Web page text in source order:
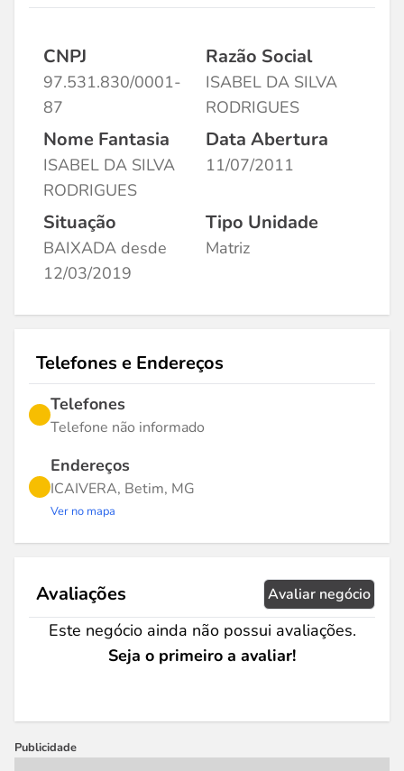
CNPJ
97.531.830/0001-
87
Razão Social
ISABEL DA SILVA
RODRIGUES
Nome Fantasia
ISABEL DA SILVA
RODRIGUES
Data Abertura
11/07/2011
Situação
BAIXADA desde
12/03/2019
Tipo Unidade
Matriz
Telefones e Endereços
Telefones
Telefone não informado
Endereços
ICAIVERA, Betim, MG
Ver no mapa
Avaliações Avaliar negócio
Este negócio ainda não possui avaliações.
Seja o primeiro a avaliar!
Publicidade